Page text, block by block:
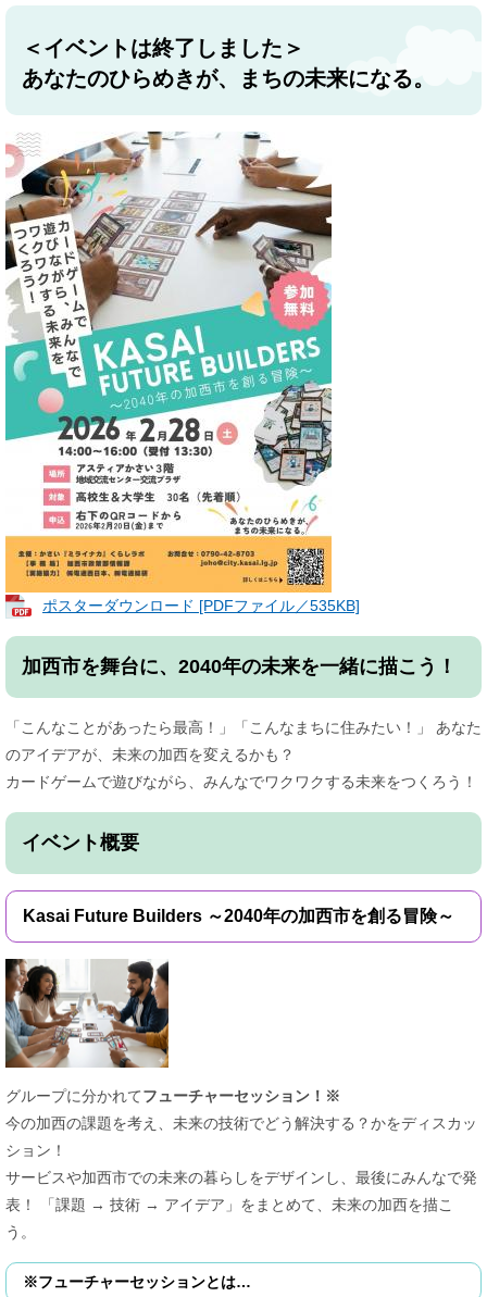
＜イベントは終了しました＞
あなたのひらめきが、まちの未来になる。
ポスターダウンロード [PDFファイル／535KB]
加西市を舞台に、2040年の未来を一緒に描こう！
「こんなことがあったら最高！」「こんなまちに住みたい！」 あなた
のアイデアが、未来の加西を変えるかも？
カードゲームで遊びながら、みんなでワクワクする未来をつくろう！
イベント概要
Kasai Future Builders ～2040年の加西市を創る冒険～
グループに分かれてフューチャーセッション！※
今の加西の課題を考え、未来の技術でどう解決する？かをディスカッ
ション！
サービスや加西市での未来の暮らしをデザインし、最後にみんなで発
表！ 「課題 → 技術 → アイデア」をまとめて、未来の加西を描こ
う。​
※フューチャーセッションとは…